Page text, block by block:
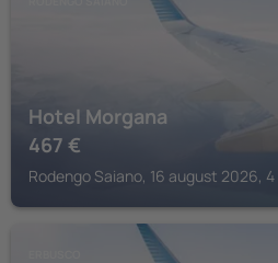
Hotel Morgana
467 €
Rodengo Saiano, 16 august 2026,